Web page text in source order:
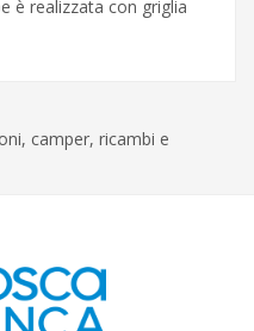
è realizzata con griglia
camper, ricambi e